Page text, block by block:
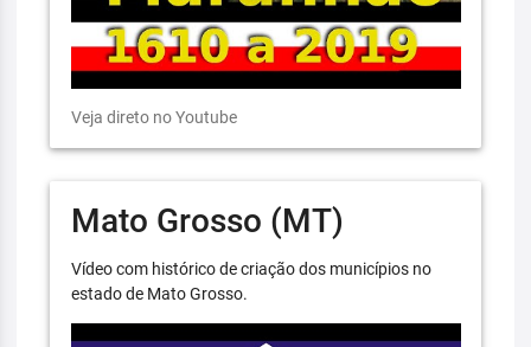
Veja direto no Youtube
Mato Grosso (MT)
Vídeo com histórico de criação dos municípios no
estado de Mato Grosso.